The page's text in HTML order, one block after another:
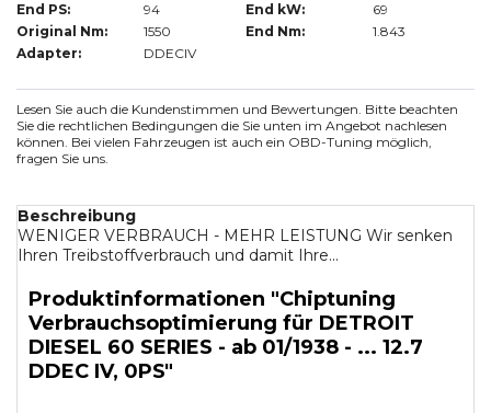
End PS:
94 End kW:
69
Original Nm:
1550 End Nm:
1.843
Adapter:
DDECIV
Lesen Sie auch die Kundenstimmen und Bewertungen. Bitte beachten
Sie die rechtlichen Bedingungen die Sie unten im Angebot nachlesen
können. Bei vielen Fahrzeugen ist auch ein OBD-Tuning möglich,
fragen Sie uns.
Beschreibung
WENIGER VERBRAUCH - MEHR LEISTUNG Wir senken
Ihren Treibstoffverbrauch und damit Ihre...
Produktinformationen "Chiptuning
Verbrauchsoptimierung für DETROIT
DIESEL 60 SERIES - ab 01/1938 - ... 12.7
DDEC IV, 0PS"